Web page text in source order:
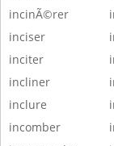
incinÃ©rer
inciser
inciter
incliner
inclure
incomber